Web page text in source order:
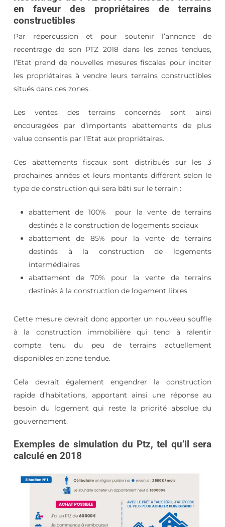
en faveur des propriétaires de terrains
constructibles
Par répercussion et pour soutenir l’annonce de
recentrage de son PTZ 2018 dans les zones tendues,
l’Etat prend de nouvelles mesures fiscales pour inciter
les propriétaires à vendre leurs terrains constructibles
situés dans ces zones.
Les ventes des terrains concernés sont ainsi
encouragées par d’importants abattements de plus
value consentis par l’Etat aux propriétaires.
Ces abattements fiscaux sont distribués sur les 3
prochaines années et leurs montants différent selon le
type de construction qui sera bâti sur le terrain :
abattement de 100% pour la vente de terrains
destinés à la construction de logements sociaux
abattement de 85% pour la vente de terrains
destinés à la construction de logements
intermédiaires
abattement de 70% pour la vente de terrains
destinés à la construction de logement libres
Cette mesure devrait donc apporter un nouveau souffle
à la construction immobilière qui tend à ralentir
compte tenu du peu de terrains actuellement
disponibles en zone tendue.
Cela devrait également engendrer la construction
rapide d’habitations, apportant ainsi une réponse au
besoin du logement qui reste la priorité absolue du
gouvernement.
Exemples de simulation du Ptz, tel qu’il sera
calculé en 2018